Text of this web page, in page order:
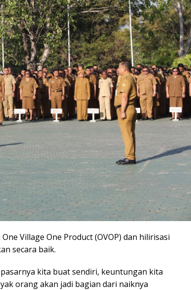
Village One Product (OVOP) dan hilirisasi
secara baik.
kita buat sendiri, keuntungan kita
orang akan jadi bagian dari naiknya